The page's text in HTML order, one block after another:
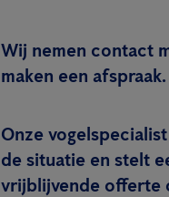
Wij nemen contact
maken een afspraak.
Onze
de situatie en stelt
vrijblijvende offerte